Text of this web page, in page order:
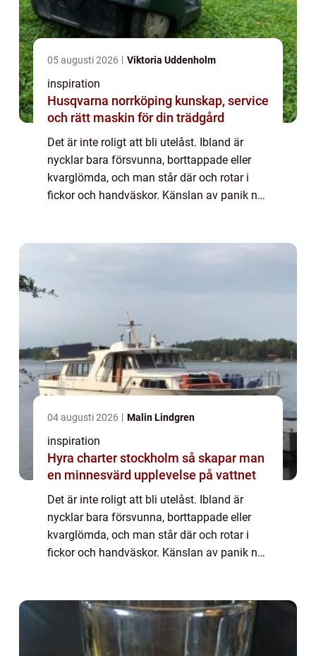
05 augusti 2026 Viktoria Uddenholm
inspiration
Husqvarna norrköping kunskap, service
och rätt maskin för din trädgård
Det är inte roligt att bli utelåst. Ibland är
nycklar bara försvunna, borttappade eller
kvarglömda, och man står där och rotar i
fickor och handväskor. Känslan av panik när
04 augusti 2026 Malin Lindgren
inspiration
Hyra charter stockholm så skapar man
en minnesvärd upplevelse på vattnet
Det är inte roligt att bli utelåst. Ibland är
nycklar bara försvunna, borttappade eller
kvarglömda, och man står där och rotar i
fickor och handväskor. Känslan av panik när